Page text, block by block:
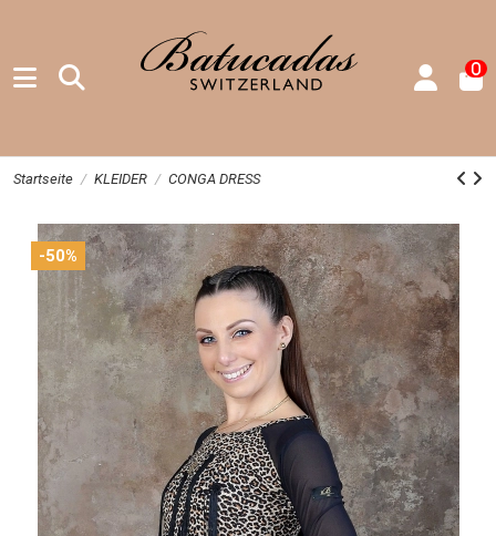
0
Startseite KLEIDER CONGA DRESS
-50%